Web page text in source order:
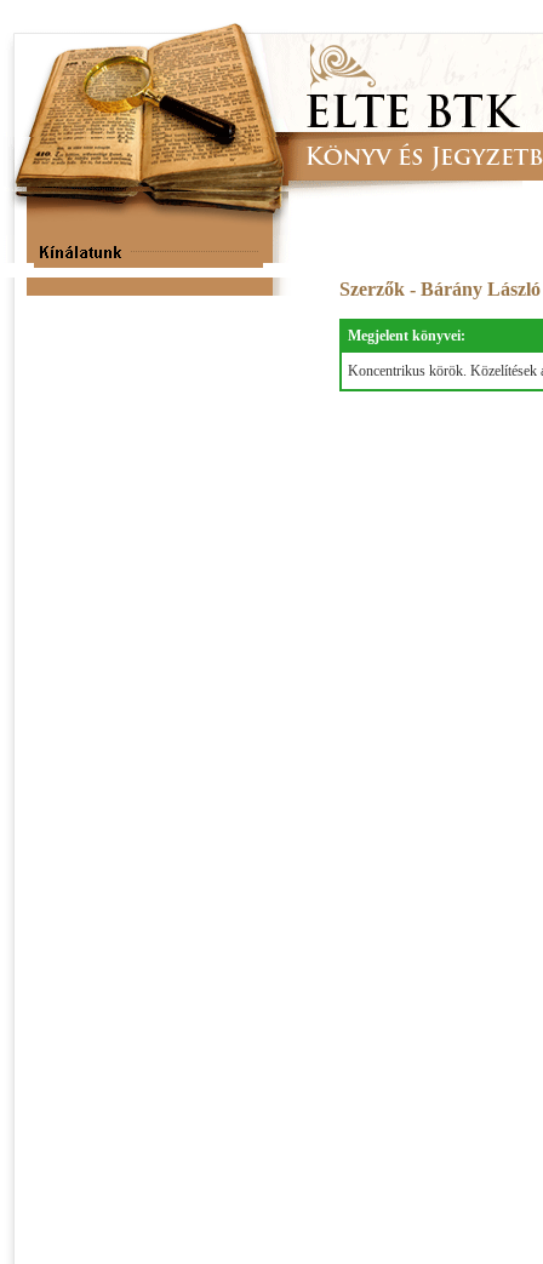
Szerzők - Bárány
Megjelent könyvei:
Koncentrikus körök. Közelítések